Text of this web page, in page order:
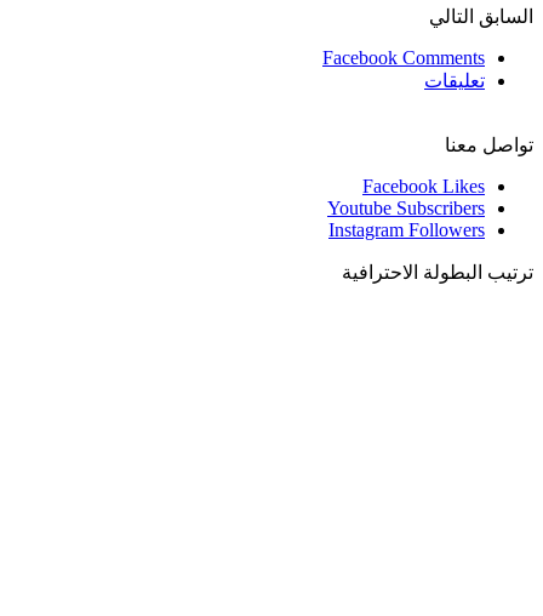
السابق التالي
Facebook Comments
تعليقات
تواصل معنا
Facebook Likes
Youtube Subscribers
Instagram Followers
ترتيب البطولة الاحترافية